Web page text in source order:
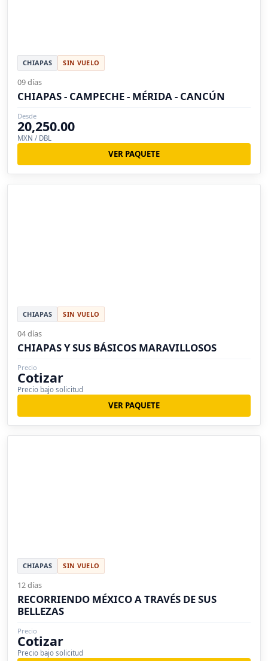
CHIAPAS SIN VUELO
09 días
CHIAPAS - CAMPECHE - MÉRIDA - CANCÚN
Desde
20,250.00
MXN / DBL
VER PAQUETE
CHIAPAS SIN VUELO
04 días
CHIAPAS Y SUS BÁSICOS MARAVILLOSOS
Precio
Cotizar
Precio bajo solicitud
VER PAQUETE
CHIAPAS SIN VUELO
12 días
RECORRIENDO MÉXICO A TRAVÉS DE SUS
BELLEZAS
Precio
Cotizar
Precio bajo solicitud